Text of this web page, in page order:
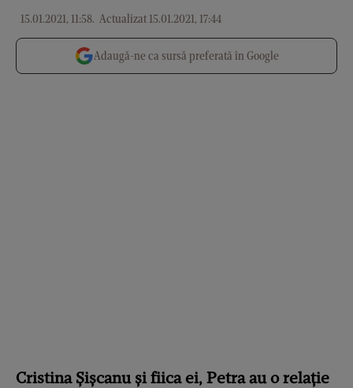
15.01.2021, 11:58. Actualizat 15.01.2021, 17:44
Adaugă-ne ca sursă preferată în Google
Cristina Șișcanu și fiica ei, Petra au o relație